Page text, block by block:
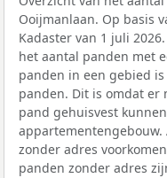
Ooijmanlaan. Op basis
Kadaster van 1 juli
het aantal panden met
panden in een gebied
panden. Dit is omdat er
pand gehuisvest
zonder adres
panden zonder adres